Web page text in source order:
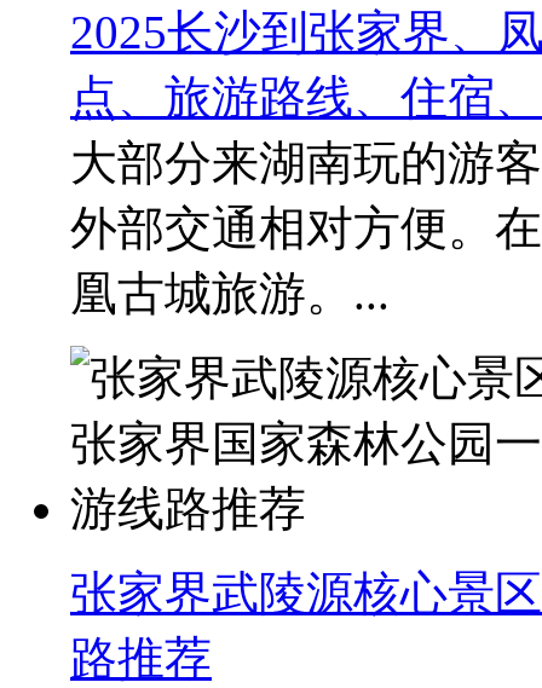
2025长沙到张家界、
点、旅游路线、住宿
大部分来湖南玩的游
外部交通相对方便。
凰古城旅游。...
张家界武陵源核心景
路推荐